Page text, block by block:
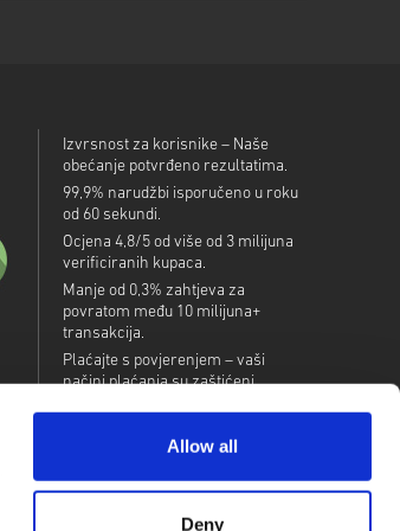
Allow all
Deny
Izvrsnost za korisnike – Naše
obećanje potvrđeno rezultatima.
99,9% narudžbi isporučeno u roku
od 60 sekundi.
Ocjena 4,8/5 od više od 3 milijuna
verificiranih kupaca.
Manje od 0,3% zahtjeva za
povratom među 10 milijuna+
transakcija.
Plaćajte s povjerenjem – vaši
načini plaćanja su zaštićeni.